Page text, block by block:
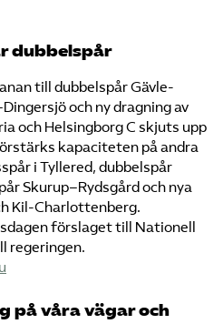
dubbelspår
till dubbelspår Gävle-
och ny dragning av
och Helsingborg C skjuts upp
kapaciteten på andra
i Tyllered, dubbelspår
Skurup–Rydsgård och nya
Kil-Charlottenberg.
förslaget till Nationell
regeringen.
på våra vägar och